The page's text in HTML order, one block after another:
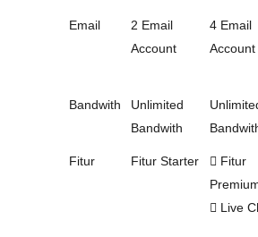
Email
2 Email
Account
4 Email
Account
Bandwith
Unlimited
Bandwith
Fitur Fitur Starter
Fitur
Live